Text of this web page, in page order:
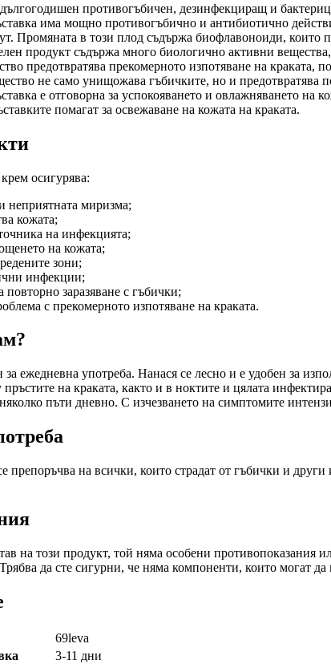
противогъбичен, дезинфекциращ и
има мощно противогъбично и антибиотично
Промяната в този плод съдържа биофлавоноиди, които
продукт съдържа много биологично активни
предотвратява прекомерното изпотяване на краката,
не само унищожава гъбичките, но и предотвратява
е отговорна за успокояването и овлажняването на
помагат за освежаване на кожата на краката.
осигурява:
неприятната миризма;
кожата;
на инфекцията;
на кожата;
зони;
инфекции;
повторно заразяване с гъбички;
с прекомерното изпотяване на краката.
за ежедневна употреба. Нанася се лесно и е удобен за
на краката, както и в ноктите и цялата
пъти дневно. С изчезването на симптомите
препоръчва на всички, които страдат от гъбички и
на този продукт, той няма особени
да сте сигурни, че няма компоненти, които могат
69leva
3-11 дни